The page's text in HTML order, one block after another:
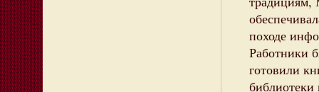
походе
Работники
готовили
библиотеки